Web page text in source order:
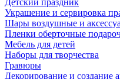
Детский праздник
Украшение и сервировка
Шары воздушные и
Пленки оберточные
Мебель для детей
Наборы для творчества
Гравюры
Декорирование и создание